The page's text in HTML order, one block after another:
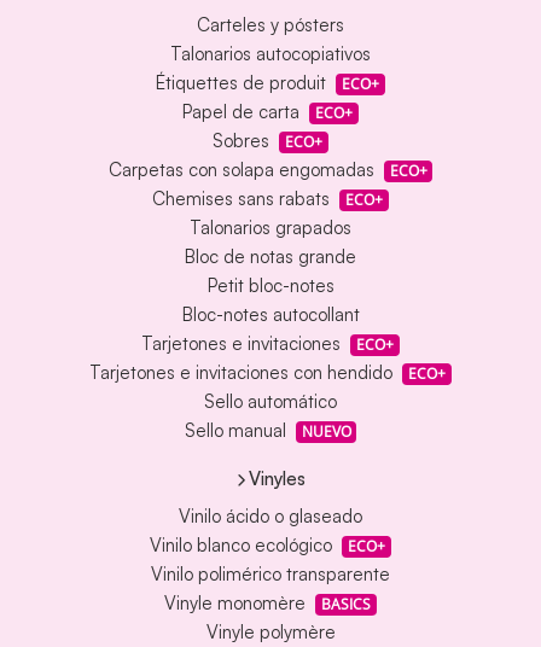
Carteles y pósters
Talonarios autocopiativos
Étiquettes de produit
ECO+
Papel de carta ECO+
Sobres ECO+
Carpetas con solapa engomadas ECO+
Chemises sans rabats ECO+
Talonarios grapados
Bloc de notas grande
Petit bloc-notes
Bloc-notes autocollant
Tarjetones e invitaciones
ECO+
Tarjetones e invitaciones con hendido ECO+
Sello automático
Sello manual
NUEVO
Vinyles
Vinilo ácido o glaseado
Vinilo blanco ecológico
ECO+
Vinilo polimérico transparente
Vinyle monomère
BASICS
Vinyle polymère